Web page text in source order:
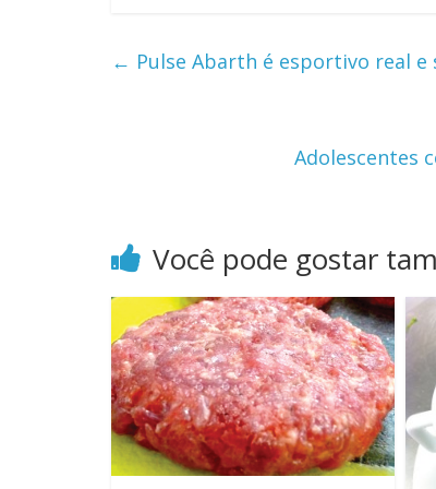
← Pulse Abarth é esportivo real e
Adolescentes
Você pode gostar